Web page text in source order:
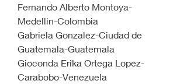
Fernando Alberto Montoya-
Medellin-Colombia
Gabriela Gonzalez-Ciudad de
Guatemala-Guatemala
Gioconda Erika Ortega Lopez-
Carabobo-Venezuela